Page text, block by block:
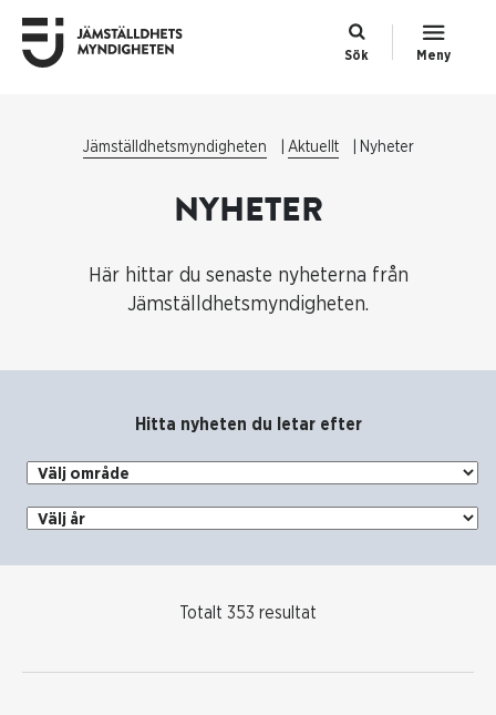
Sök Meny
Jämställdhetsmyndigheten Aktuellt Nyheter
NYHETER
Här hittar du senaste nyheterna från
Jämställdhetsmyndigheten.
Hitta nyheten du letar efter
Totalt 353 resultat